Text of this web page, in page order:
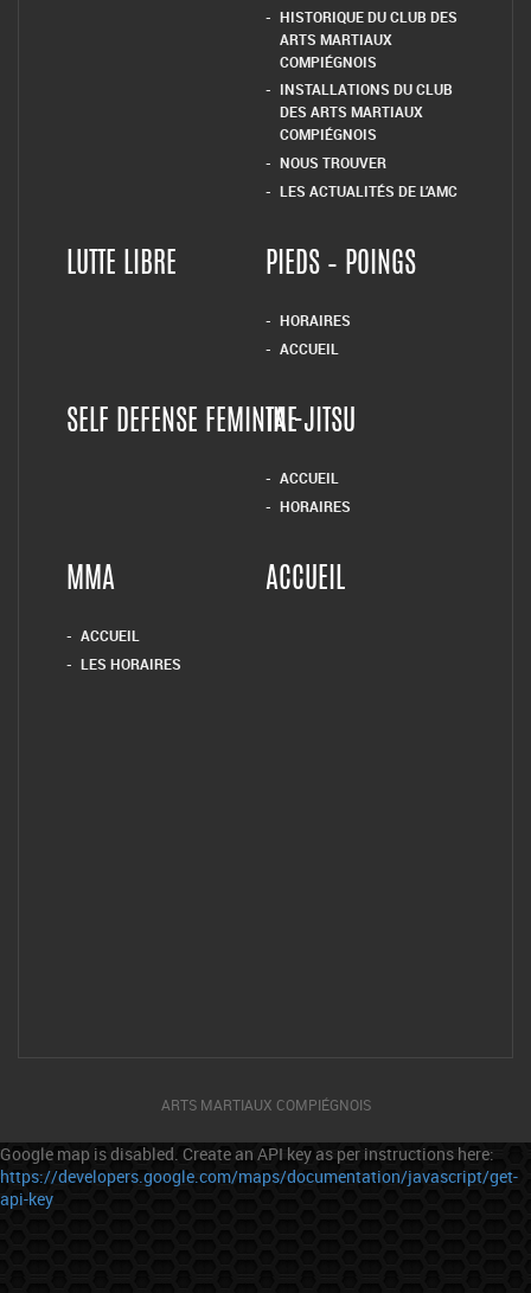
HISTORIQUE DU CLUB DES
ARTS MARTIAUX
COMPIÉGNOIS
INSTALLATIONS DU CLUB
DES ARTS MARTIAUX
COMPIÉGNOIS
NOUS TROUVER
LES ACTUALITÉS DE L’AMC
LUTTE LIBRE PIEDS – POINGS
HORAIRES
ACCUEIL
SELF DEFENSE FEMININETAI-JITSU
ACCUEIL
HORAIRES
MMA
ACCUEIL
LES HORAIRES
ACCUEIL
ARTS MARTIAUX COMPIÉGNOIS
Google map is disabled. Create an API key as per instructions here:
https://developers.google.com/maps/documentation/javascript/get-
api-key